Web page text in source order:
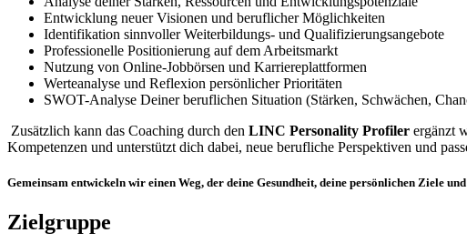
Entwicklung neuer Visionen und beruflicher Möglichkeiten
Identifikation sinnvoller Weiterbildungs- und Qualifizierungsangebote
Professionelle Positionierung auf dem Arbeitsmarkt
Nutzung von Online-Jobbörsen und Karriereplattformen
Werteanalyse und Reflexion persönlicher Prioritäten
SWOT-Analyse Deiner beruflichen Situation (Stärken, Schwächen,
Zusätzlich kann das Coaching durch den LINC Personality Profiler ergänzt
Kompetenzen und unterstützt dich dabei, neue berufliche Perspektiven und
Gemeinsam entwickeln wir einen Weg, der deine Gesundheit, deine persönlichen Ziele
Zielgruppe